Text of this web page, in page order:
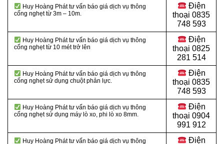
Huy Hoàng Phát tư vấn báo giá dịch vụ thông
cống nghẹt từ 3m – 10m.
Điện
thoại 0835
748 593
Huy Hoàng Phát tư vấn báo giá dịch vụ thông
cống nghẹt từ 10 mét trở lên
Điện
thoại 0825
281 514
Huy Hoàng Phát tư vấn báo giá dịch vụ thông
cống nghẹt sử dụng chuột phản lực.
Điện
thoại 0835
748 593
Huy Hoàng Phát tư vấn báo giá dịch vụ thông
cống nghẹt sử dụng máy lò xo, phi lò xo 8mm.
Điện
thoại 0904
991 912
Huy Hoàng Phát tư vấn báo giá dịch vụ thông Điện